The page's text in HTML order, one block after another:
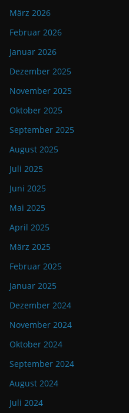
März 2026
Februar 2026
Januar 2026
Dezember 2025
November 2025
Oktober 2025
September 2025
August 2025
Juli 2025
Juni 2025
Mai 2025
April 2025
März 2025
Februar 2025
Januar 2025
Dezember 2024
November 2024
Oktober 2024
September 2024
August 2024
Juli 2024